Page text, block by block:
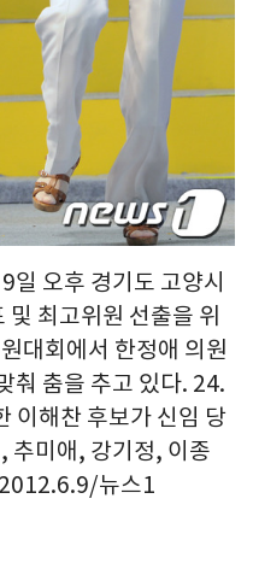
일 오후 경기도 고양시
최고위원 선출을 위
대회에서 한정애 의원
춰 춤을 추고 있다. 24.
이해찬 후보가 신임 당
추미애, 강기정, 이종
뉴스1